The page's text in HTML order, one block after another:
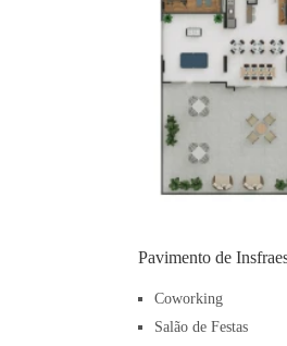
Pavimento de
Coworking
Salão de Festas